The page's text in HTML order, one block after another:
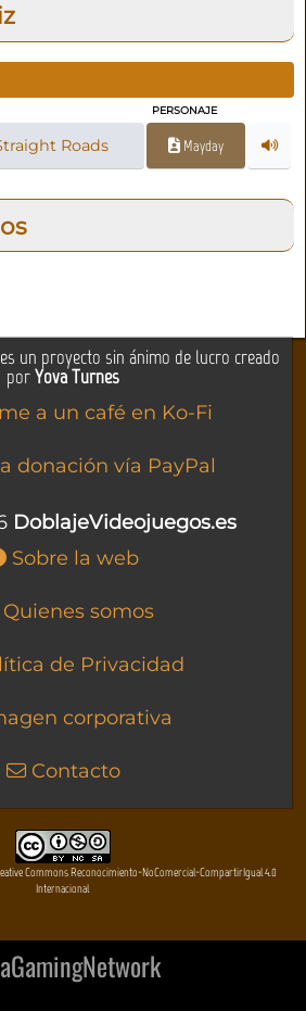
PERSONAJE
Roads Mayday
un proyecto sin ánimo de lucro creado
porYova Turnes
a un café en Ko-Fi
donación vía PayPal
DoblajeVideojuegos.es
Sobre la web
somos
de Privacidad
corporativa
Contacto
Commons Reconocimiento-NoComercial-CompartirIgual 4.0
Internacional